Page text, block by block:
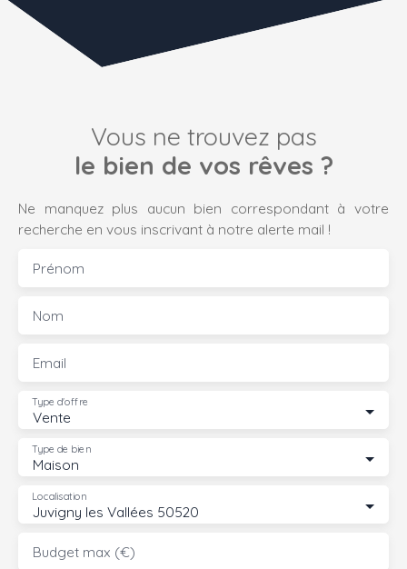
Vous ne trouvez pas
le bien de vos rêves ?
Ne manquez plus aucun bien correspondant à votre
recherche en vous inscrivant à notre alerte mail !
Prénom
Nom
Email
Vente
Type d'offre
Maison
Type de bien
Juvigny les Vallées 50520
Localisation
Budget max (€)